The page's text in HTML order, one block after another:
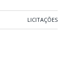
LICITAÇÕES